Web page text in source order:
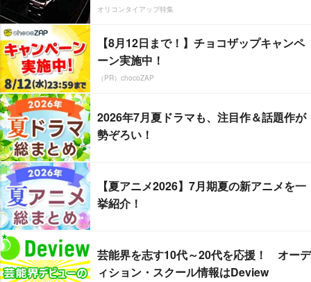
オリコンタイアップ特集
【8月12日まで！】チョコザップキャンペ
ーン実施中！
（PR）chocoZAP
2026年7月夏ドラマも、注目作＆話題作が
勢ぞろい！
【夏アニメ2026】7月期夏の新アニメを一
挙紹介！
芸能界を志す10代～20代を応援！ オーデ
ィション・スクール情報はDeview